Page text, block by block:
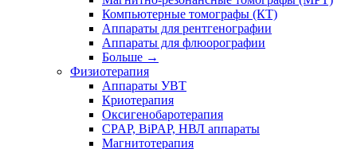
Компьютерные томографы (КТ)
Аппараты для рентгенографии
Аппараты для флюорографии
Больше →
Физиотерапия
Аппараты УВТ
Криотерапия
Оксигенобаротерапия
CPAP, BiPAP, НВЛ аппараты
Магнитотерапия